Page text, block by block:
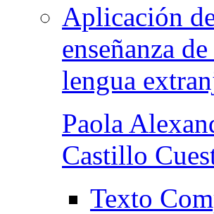
Aplicación
enseñanza
lengua
Paola
Castillo
Texto